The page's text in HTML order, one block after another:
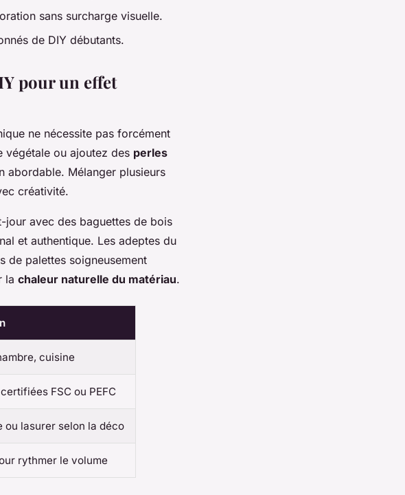
sans surcharge visuelle.
de DIY débutants.
pour un effet
ne nécessite pas forcément
végétale ou ajoutez des perles
abordable. Mélanger plusieurs
créativité.
jour avec des baguettes de bois
et authentique. Les adeptes du
de palettes soigneusement
la chaleur naturelle du matériau.
cuisine
FSC ou PEFC
ou lasurer selon la déco
rythmer le volume